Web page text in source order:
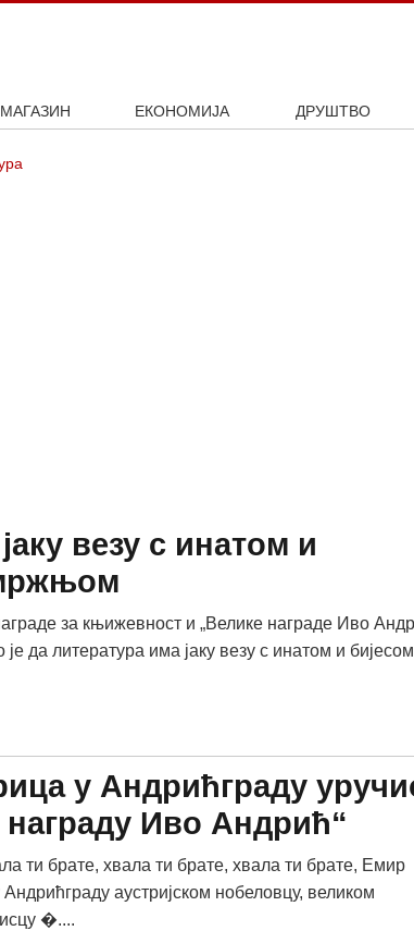
МАГАЗИН
ЕКОНОМИЈА
ДРУШТВО
везу с инатом и
за књижевност и „Велике награде Иво
да литература има јаку везу с инатом и
у Андрићграду
Иво Андрић“
ти брате, хвала ти брате, хвала ти брате, Емир
Андрићграду аустријском нобеловцу, великом
�....